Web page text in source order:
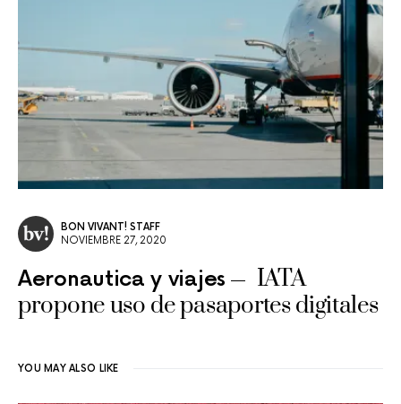
BON VIVANT! STAFF
NOVIEMBRE 27, 2020
Aeronautica y viajes
IATA
propone uso de pasaportes digitales
YOU MAY ALSO LIKE